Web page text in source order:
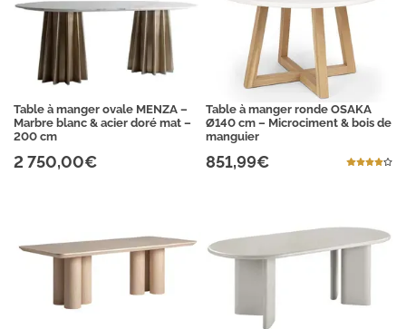
Table à manger ovale MENZA –
Marbre blanc & acier doré mat –
200 cm
2 750,00€
Table à manger ronde OSAKA
Ø140 cm – Microciment & bois de
manguier
851,99€